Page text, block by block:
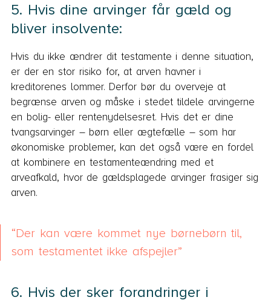
5. Hvis dine arvinger får gæld og
bliver insolvente:
Hvis du ikke ændrer dit testamente i denne situation,
er der en stor risiko for, at arven havner i
kreditorenes lommer. Derfor bør du overveje at
begrænse arven og måske i stedet tildele arvingerne
en bolig- eller rentenydelsesret. Hvis det er dine
tvangsarvinger – børn eller ægtefælle – som har
økonomiske problemer, kan det også være en fordel
at kombinere en testamenteændring med et
arveafkald, hvor de gældsplagede arvinger frasiger sig
arven.
Der kan være kommet nye børnebørn til,
som testamentet ikke afspejler
6. Hvis der sker forandringer i